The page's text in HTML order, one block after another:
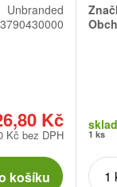
Unbranded
Kč
Kč bez DPH
košíku
1 ks